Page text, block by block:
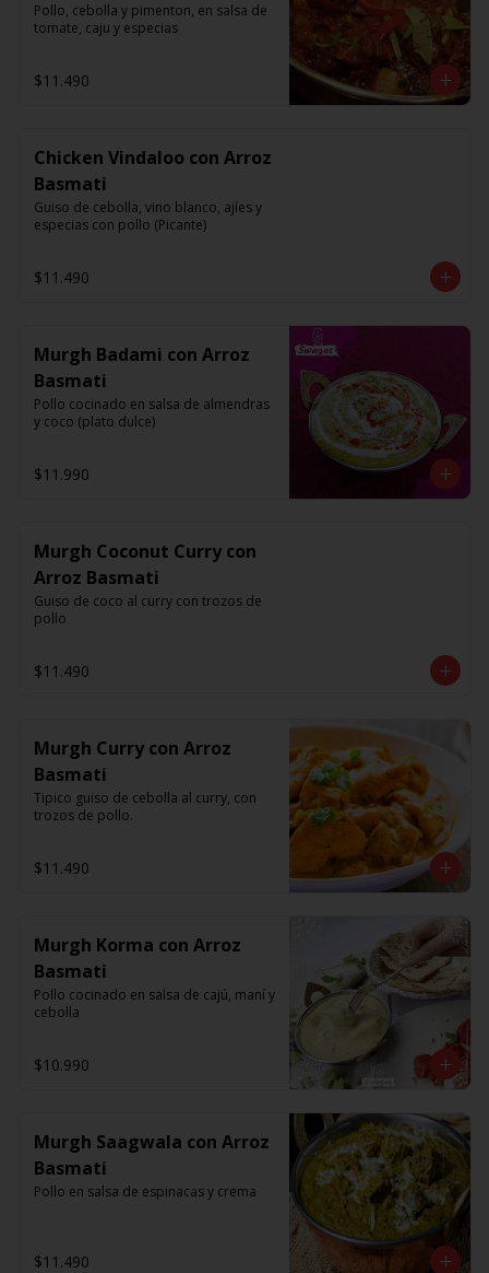
Pollo, cebolla y pimenton, en salsa de
tomate, caju y especias
$11.490
Chicken Vindaloo con Arroz
Basmati
Guiso de cebolla, vino blanco, ajíes y
especias con pollo (Picante)
$11.490
Murgh Badami con Arroz
Basmati
Pollo cocinado en salsa de almendras
y coco (plato dulce)
$11.990
Murgh Coconut Curry con
Arroz Basmati
Guiso de coco al curry con trozos de
pollo
$11.490
Murgh Curry con Arroz
Basmati
Tipico guiso de cebolla al curry, con
trozos de pollo.
$11.490
Murgh Korma con Arroz
Basmati
Pollo cocinado en salsa de cajú, maní y
cebolla
$10.990
Murgh Saagwala con Arroz
Basmati
Pollo en salsa de espinacas y crema
$11.490